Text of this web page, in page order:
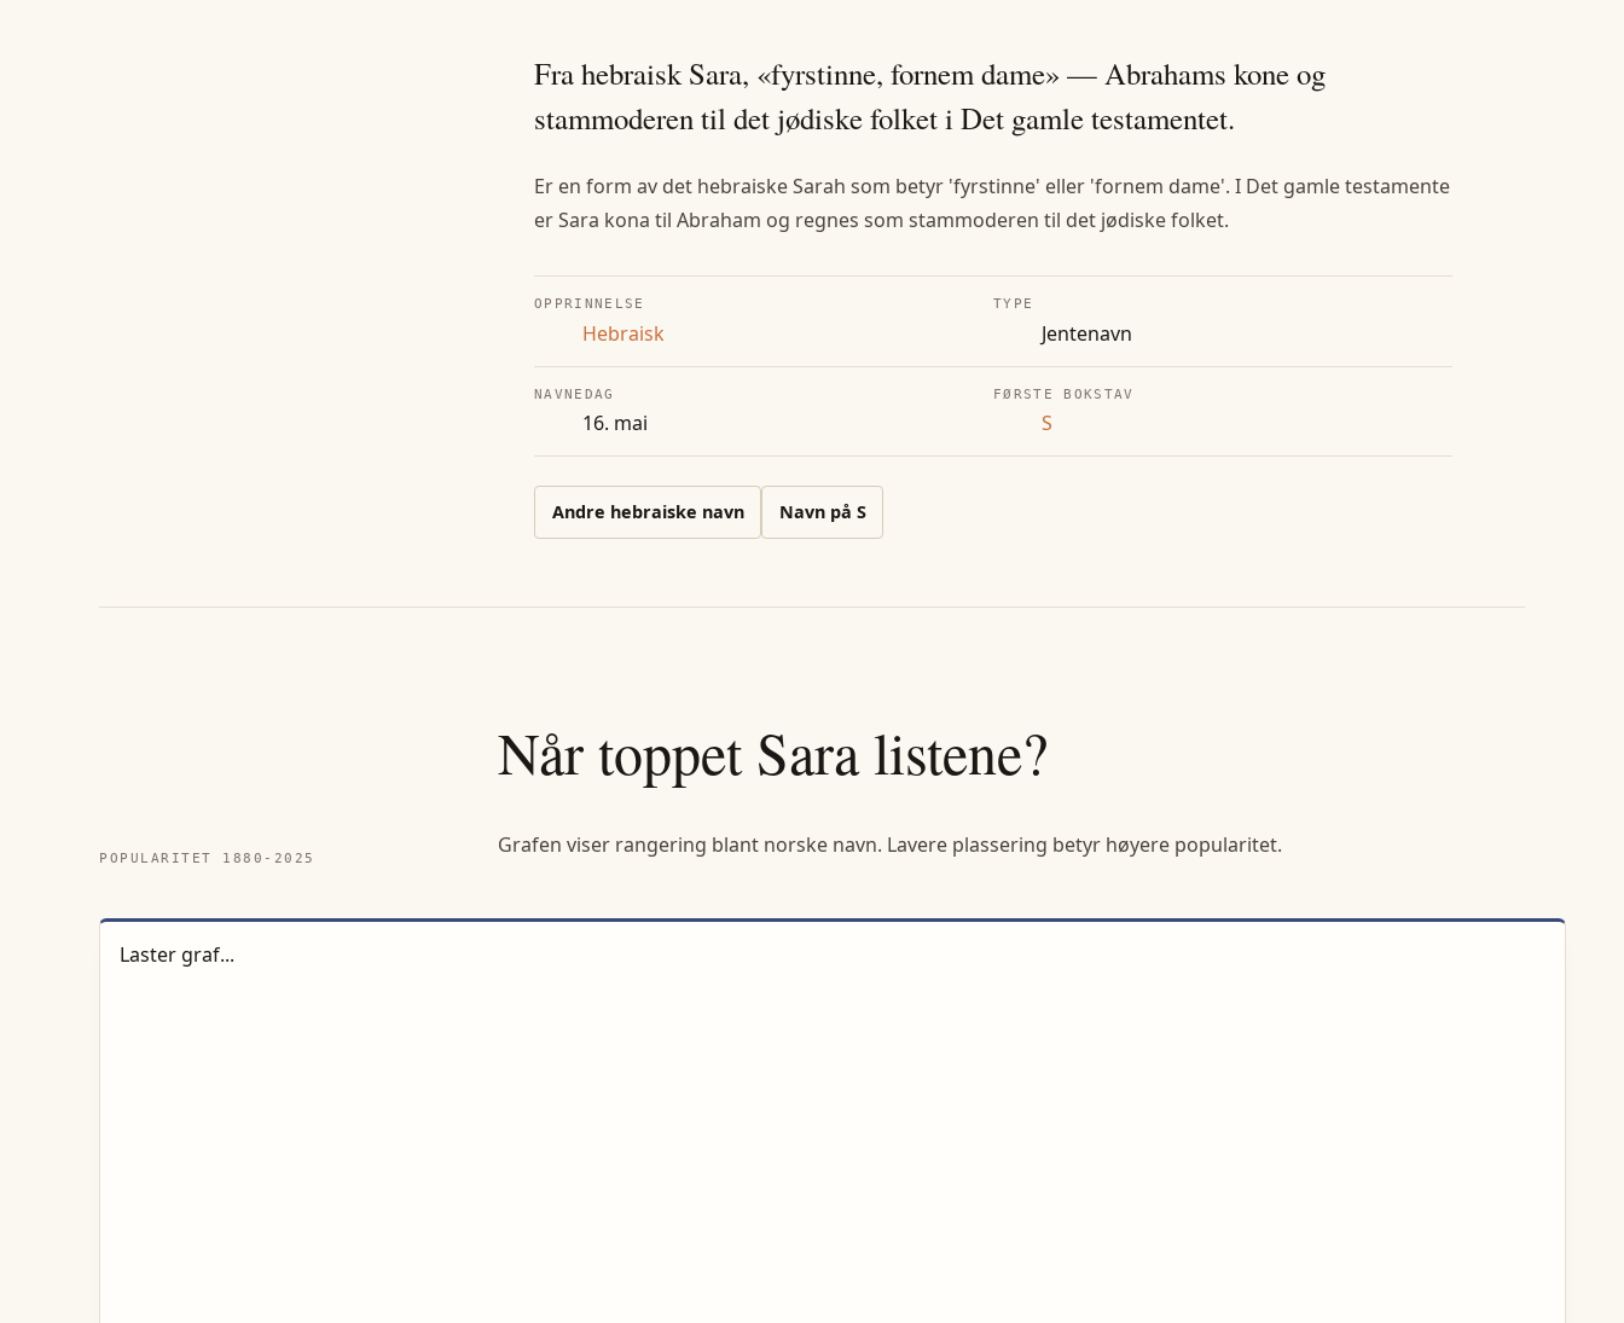
Fra hebraisk Sara, «fyrstinne, fornem dame» — Abrahams kone og
stammoderen til det jødiske folket i Det gamle testamentet.
Er en form av det hebraiske Sarah som betyr 'fyrstinne' eller 'fornem dame'. I Det gamle testamente
er Sara kona til Abraham og regnes som stammoderen til det jødiske folket.
OPPRINNELSE
Hebraisk
TYPE
Jentenavn
NAVNEDAG
16. mai
FØRSTE BOKSTAV
S
Andre hebraiske navn Navn på S
POPULARITET 1880- 2025
Når toppet Saralistene?
Grafen viser rangering blant norske navn. Lavere plassering betyr høyere popularitet.
Laster graf...